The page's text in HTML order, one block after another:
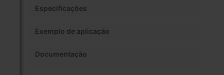
Especificações
Exemplo de aplicação
Documentação